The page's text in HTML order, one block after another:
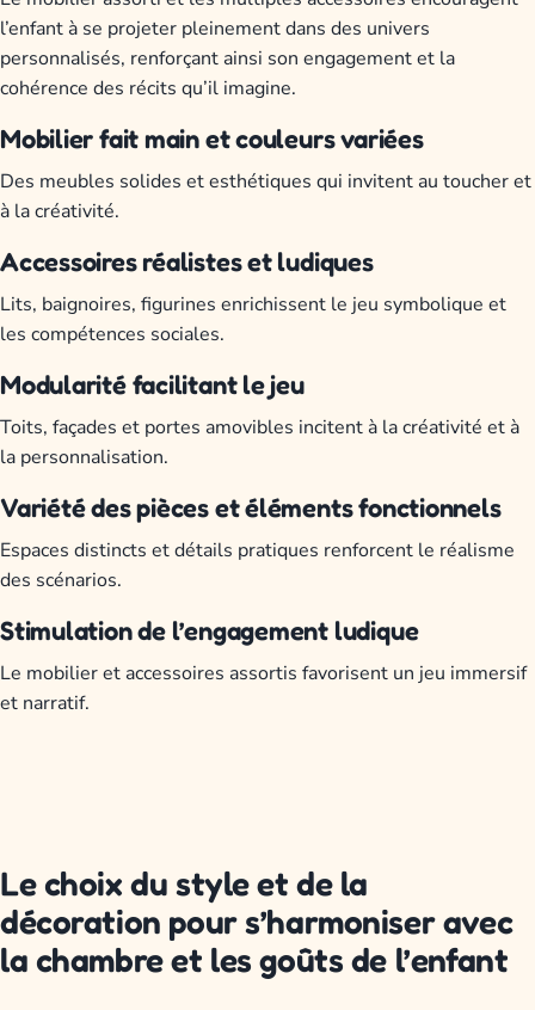
l’enfant à se projeter pleinement dans des univers
personnalisés, renforçant ainsi son engagement et la
cohérence des récits qu’il imagine.
Mobilier fait main et couleurs variées
Des meubles solides et esthétiques qui invitent au toucher et
à la créativité.
Accessoires réalistes et ludiques
Lits, baignoires, figurines enrichissent le jeu symbolique et
les compétences sociales.
Modularité facilitant le jeu
Toits, façades et portes amovibles incitent à la créativité et à
la personnalisation.
Variété des pièces et éléments fonctionnels
Espaces distincts et détails pratiques renforcent le réalisme
des scénarios.
Stimulation de l’engagement ludique
Le mobilier et accessoires assortis favorisent un jeu immersif
et narratif.
Le choix du style et de la
décoration pour s’harmoniser avec
la chambre et les goûts de l’enfant